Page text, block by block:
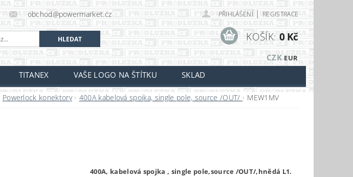
obchod@powermarket.cz PŘIHLÁŠENÍ | REGISTRACE
CZK EUR
KOŠÍK: 0 Kč
TITANEX VAŠE LOGO NA ŠTÍTKU SKLAD
Powerlock konektory 400A kabelová spojka, single pole, source /OUT/ MEW1MV
400A, kabelová spojka , single pole,source /OUT/,hnědá L1.